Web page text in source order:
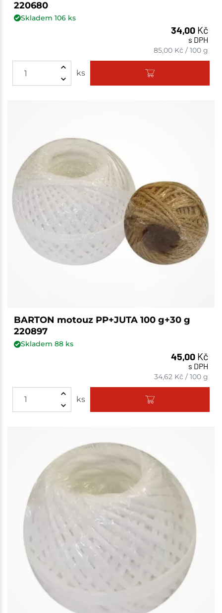
220680
Skladem 106ks
34,00 Kč
s DPH
85,00 Kč /100 g
ks
BARTON motouz PP+JUTA 100 g+30 g
220897
Skladem 88ks
45,00 Kč
s DPH
34,62 Kč /100 g
ks